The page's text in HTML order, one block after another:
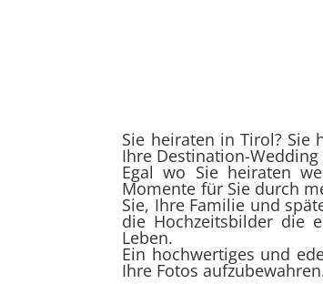
Sie heiraten in Tirol? Sie
Ihre Destination-
Egal wo Sie heiraten
Momente für Sie durch
Sie, Ihre Familie und
die Hochzeitsbilder die
Leben.
Ein hochwertiges und
Ihre Fotos